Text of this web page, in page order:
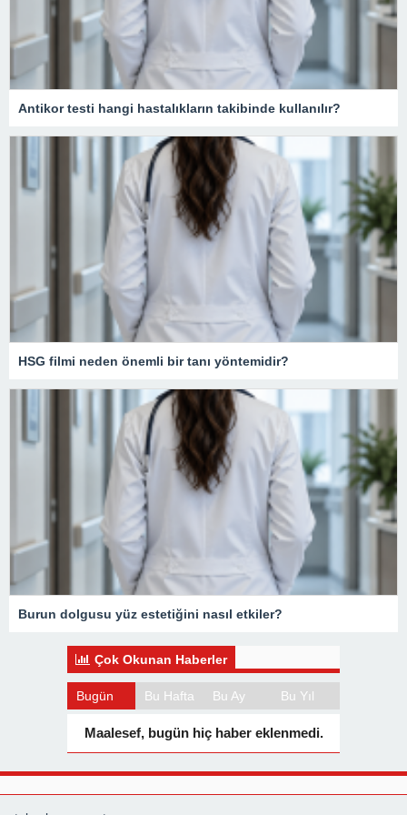
Antikor testi hangi hastalıkların takibinde kullanılır?
HSG filmi neden önemli bir tanı yöntemidir?
Burun dolgusu yüz estetiğini nasıl etkiler?
Çok Okunan Haberler
Bugün Bu Hafta Bu Ay Bu Yıl
Maalesef, bugün hiç haber eklenmedi.